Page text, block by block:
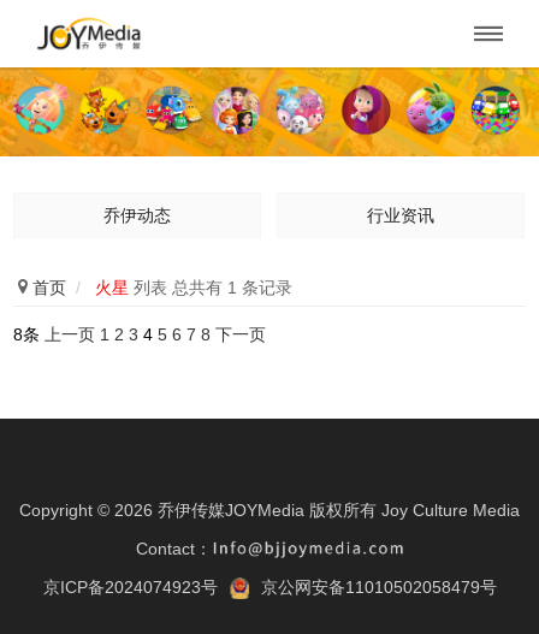

乔伊动态 行业资讯
首页 / 火星 列表 总共有 1 条记录
8条 上一页 1 2 3 4 5 6 7 8 下一页
Copyright © 2026 乔伊传媒JOYMedia 版权所有 Joy Culture Media
Contact：
京ICP备2024074923号
京公网安备11010502058479号